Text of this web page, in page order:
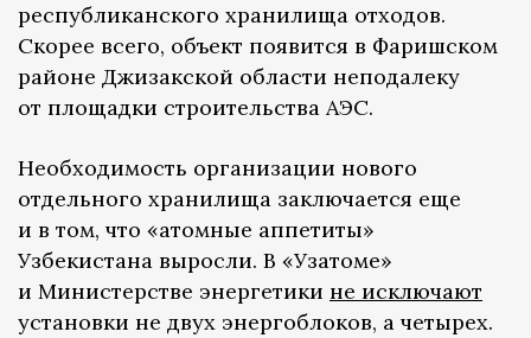
республиканского хранилища отходов.
Скорее всего, объект появится в Фаришском
районе Джизакской области неподалеку
от площадки строительства АЭС.
Необходимость организации нового
отдельного хранилища заключается еще
и в том, что «атомные аппетиты»
Узбекистана выросли. В «Узатоме»
и Министерстве энергетики не исключают
установки не двух энергоблоков, а четырех.